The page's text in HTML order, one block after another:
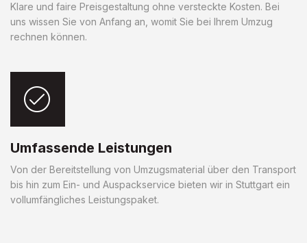
Klare und faire Preisgestaltung ohne versteckte Kosten. Bei
uns wissen Sie von Anfang an, womit Sie bei Ihrem Umzug
rechnen können.
Umfassende Leistungen
Von der Bereitstellung von Umzugsmaterial über den Transport
bis hin zum Ein- und Auspackservice bieten wir in Stuttgart ein
vollumfängliches Leistungspaket.